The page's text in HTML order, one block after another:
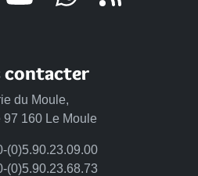
contacter
du Moule,
97 160 Le Moule
(0)5.90.23.09.00
(0)5.90.23.68.73